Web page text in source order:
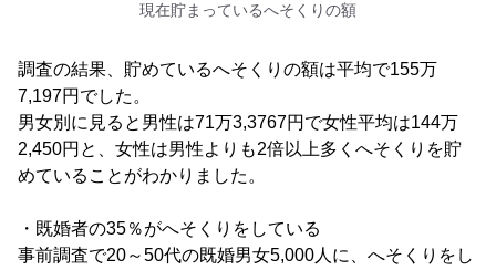
現在貯まっているへそくりの額
調査の結果、貯めているへそくりの額は平均で155万
7,197円でした。
男女別に見ると男性は71万3,3767円で女性平均は144万
2,450円と、女性は男性よりも2倍以上多くへそくりを貯
めていることがわかりました。
・既婚者の35％がへそくりをしている
事前調査で20～50代の既婚男女5,000人に、へそくりをし